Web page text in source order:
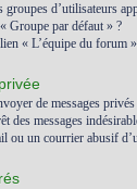
groupes d’utilisateurs
Groupe par défaut » ?
« L’équipe du forum
de messages
des messages
ou un courrier abusif